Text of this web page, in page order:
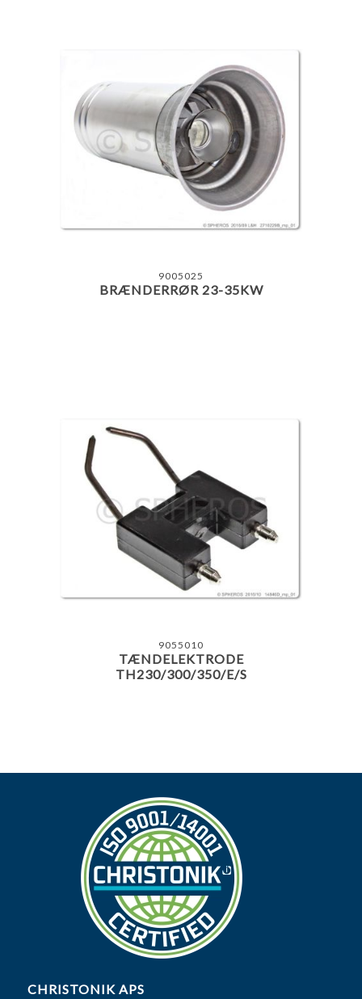
9005025
BRÆNDERRØR 23-35KW
9055010
TÆNDELEKTRODE
TH230/300/350/E/S
CHRISTONIK APS